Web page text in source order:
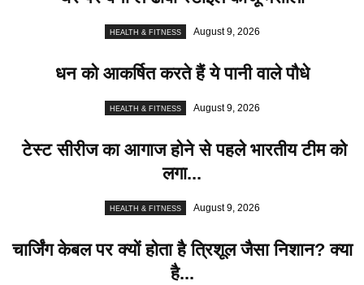
HEALTH & FITNESS August 9, 2026
धन को आकर्षित करते हैं ये पानी वाले पौधे
HEALTH & FITNESS August 9, 2026
टेस्ट सीरीज का आगाज होने से पहले भारतीय टीम को
लगा...
HEALTH & FITNESS August 9, 2026
चार्जिंग केबल पर क्यों होता है त्रिशूल जैसा निशान? क्या
है...